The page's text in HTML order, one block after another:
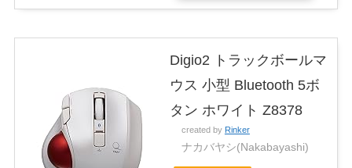
Digio2 トラックボールマ
ウス 小型 Bluetooth 5ボ
タン ホワイト Z8378
created by Rinker
ナカバヤシ(Nakabayashi)